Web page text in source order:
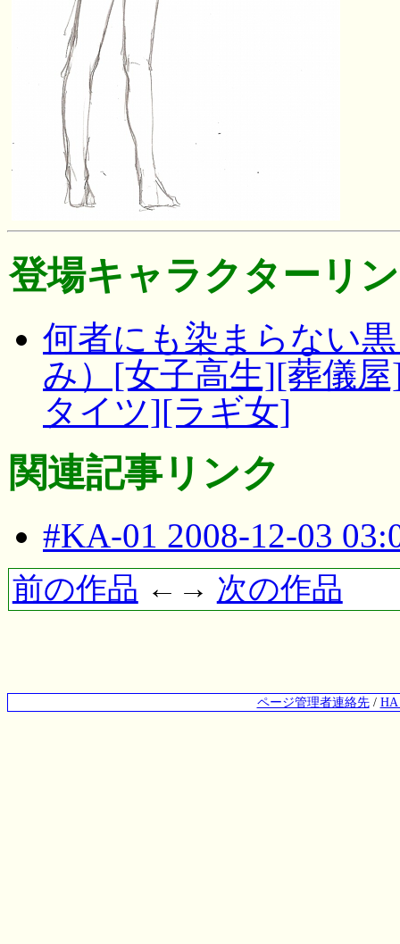
登場キャラクターリ
何者にも染まらない
み）[女子高生][葬儀
タイツ][ラギ女]
関連記事リンク
#KA-01 2008-12-03
前の作品 ←→ 次の作品
ページ管理者連絡先/ HA